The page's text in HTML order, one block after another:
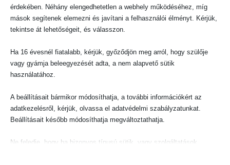
KAPCSOLATFELVÉTEL
CÍM:
1066 Budapest, Ó utca 16.
TELEFON:
EMAIL:
rendeles@evangeliumikiado.hu
érdekében. Néhány elengedhetetlen a webhely működéséhez, míg
mások segítenek elemezni és javítani a felhasználói élményt. Kérjük,
tekintse át lehetőségeit, és válasszon.
Ha 16 évesnél fiatalabb, kérjük, győződjön meg arról, hogy szülője
vagy gyámja beleegyezését adta, a nem alapvető sütik
használatához.
A beállításait bármikor módosíthatja, a további információkért az
adatkezelésről, kérjük, olvassa el adatvédelmi szabályzatunkat.
Beállításait később módosíthatja megváltoztathatja.
Ne feledje, hogy ha bizonyos típusú sütik, vagy szolgáltatások